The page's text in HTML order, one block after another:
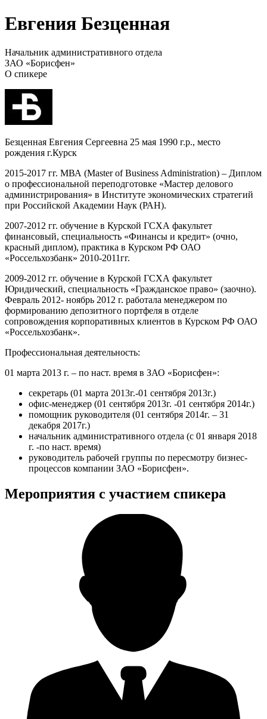
Евгения Безценная
Начальник административного отдела
ЗАО «Борисфен»
О спикере
Безценная Евгения Сергеевна 25 мая 1990 г.р., место
рождения г.Курск
2015-2017 гг. МВА (Master of Business Administration) – Диплом
о профессиональной переподготовке «Мастер делового
администрирования» в Институте экономических стратегий
при Российской Академии Наук (РАН).
2007-2012 гг. обучение в Курской ГСХА факультет
финансовый, специальность «Финансы и кредит» (очно,
красный диплом), практика в Курском РФ ОАО
«Россельхозбанк» 2010-2011гг.
2009-2012 гг. обучение в Курской ГСХА факультет
Юридический, специальность «Гражданское право» (заочно).
Февраль 2012- ноябрь 2012 г. работала менеджером по
формированию депозитного портфеля в отделе
сопровождения корпоративных клиентов в Курском РФ ОАО
«Россельхозбанк».
Профессиональная деятельность:
01 марта 2013 г. – по наст. время в ЗАО «Борисфен»:
секретарь (01 марта 2013г.-01 сентября 2013г.)
офис-менеджер (01 сентября 2013г. -01 сентября 2014г.)
помощник руководителя (01 сентября 2014г. – 31
декабря 2017г.)
начальник административного отдела (с 01 января 2018
г. -по наст. время)
руководитель рабочей группы по пересмотру бизнес-
процессов компании ЗАО «Борисфен».
Мероприятия с участием спикера